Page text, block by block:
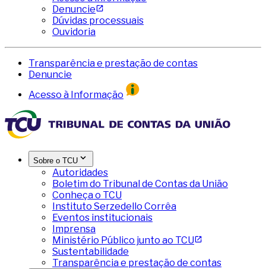
Denuncie
Dúvidas processuais
Ouvidoria
Transparência e prestação de contas
Denuncie
Acesso à Informação
Sobre o TCU
Autoridades
Boletim do Tribunal de Contas da União
Conheça o TCU
Instituto Serzedello Corrêa
Eventos institucionais
Imprensa
Ministério Público junto ao TCU
Sustentabilidade
Transparência e prestação de contas